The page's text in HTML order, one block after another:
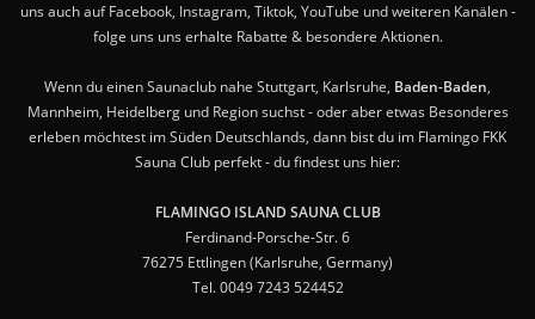
uns auch auf Facebook, Instagram, Tiktok, YouTube und weiteren Kanälen -
folge uns uns erhalte Rabatte & besondere Aktionen.
Wenn du einen Saunaclub nahe Stuttgart, Karlsruhe, Baden-Baden,
Mannheim, Heidelberg und Region suchst - oder aber etwas Besonderes
erleben möchtest im Süden Deutschlands, dann bist du im Flamingo FKK
Sauna Club perfekt - du findest uns hier:
FLAMINGO ISLAND SAUNA CLUB
Ferdinand-Porsche-Str. 6
76275 Ettlingen (Karlsruhe, Germany)
Tel. 0049 7243 524452